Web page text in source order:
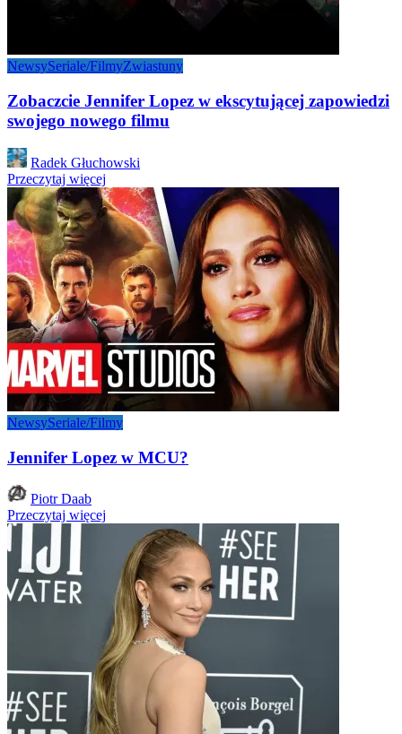
NewsySeriale/FilmyZwiastuny
Zobaczcie Jennifer Lopez w ekscytującej zapowiedzi
swojego nowego filmu
Posted
by
Radek Głuchowski
Przeczytaj więcej
NewsySeriale/Filmy
Jennifer Lopez w MCU?
Posted
by
Piotr Daab
Przeczytaj więcej